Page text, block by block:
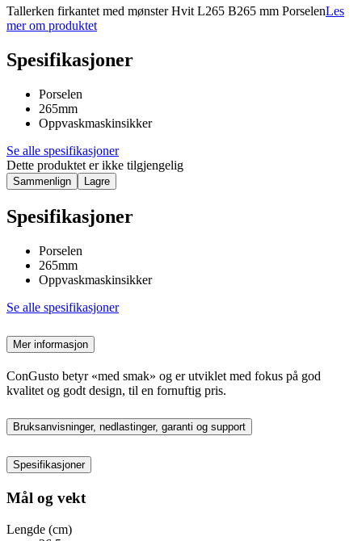
Tallerken firkantet med mønster Hvit L265 B265 mm PorselenLes
mer om produktet
Spesifikasjoner
Porselen
265mm
Oppvaskmaskinsikker
Se alle spesifikasjoner
Dette produktet er ikke tilgjengelig
Sammenlign Lagre
Spesifikasjoner
Porselen
265mm
Oppvaskmaskinsikker
Se alle spesifikasjoner
Mer informasjon
ConGusto betyr «med smak» og er utviklet med fokus på god
kvalitet og godt design, til en fornuftig pris.
Bruksanvisninger, nedlastinger, garanti og support
Spesifikasjoner
Mål og vekt
Lengde (cm)